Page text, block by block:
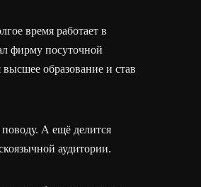
время работает в
фирму посуточной
образование и став
А ещё делится
аудитории.